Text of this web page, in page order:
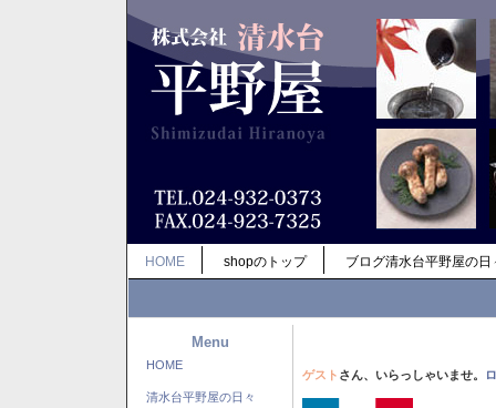
HOME shopのトップ ブログ清水台平野屋の日
Menu
HOME
清水台平野屋の日々
ゲスト さん、いらっしゃいませ。